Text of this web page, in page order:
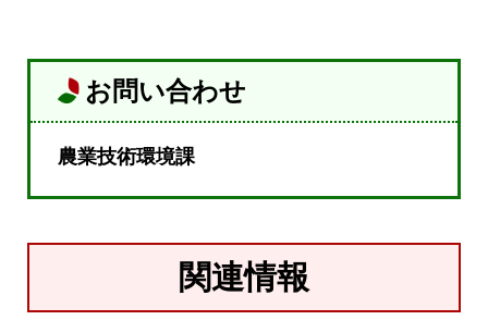
お問い合わせ
農業技術環境課
関連情報